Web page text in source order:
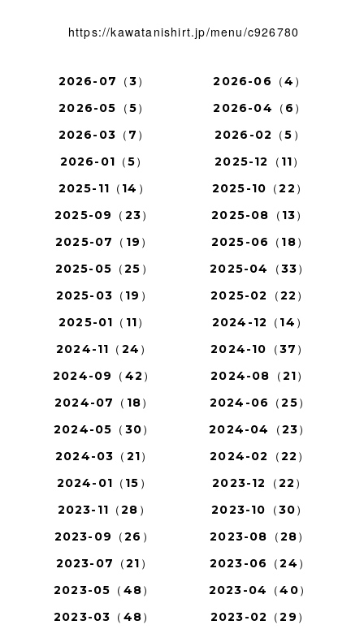
https://kawatanishirt.jp/menu/c926780
2026-07（3）
2026-06（4）
2026-05（5）
2026-04（6）
2026-03（7）
2026-02（5）
2026-01（5）
2025-12（11）
2025-11（14）
2025-10（22）
2025-09（23）
2025-08（13）
2025-07（19）
2025-06（18）
2025-05（25）
2025-04（33）
2025-03（19）
2025-02（22）
2025-01（11）
2024-12（14）
2024-11（24）
2024-10（37）
2024-09（42）
2024-08（21）
2024-07（18）
2024-06（25）
2024-05（30）
2024-04（23）
2024-03（21）
2024-02（22）
2024-01（15）
2023-12（22）
2023-11（28）
2023-10（30）
2023-09（26）
2023-08（28）
2023-07（21）
2023-06（24）
2023-05（48）
2023-04（40）
2023-03（48）
2023-02（29）